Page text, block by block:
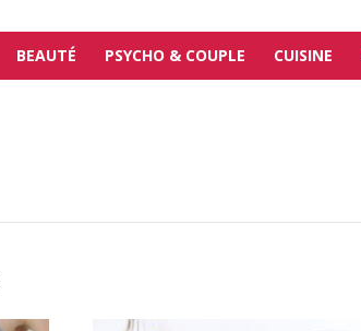
BEAUTÉ PSYCHO & COUPLE CUISINE